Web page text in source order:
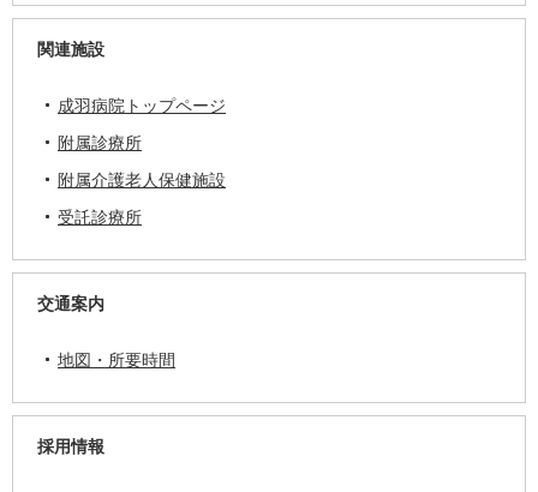
関連施設
成羽病院トップページ
附属診療所
附属介護老人保健施設
受託診療所
交通案内
地図・所要時間
採用情報